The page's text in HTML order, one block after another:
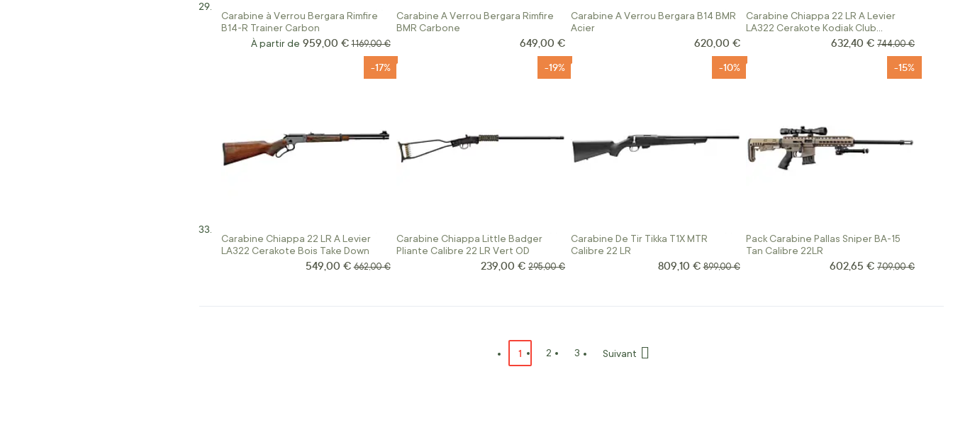
Carabine à Verrou Bergara Rimfire
B14-R Trainer Carbon
À partir de 959,00 € Prix normal
1 169,00 €
Carabine A Verrou Bergara Rimfire
BMR Carbone
649,00 €
Carabine A Verrou Bergara B14 BMR
Acier
620,00 €
Carabine Chiappa 22 LR A Levier
LA322 Cerakote Kodiak Club
Prix Spécial
632,40 € Prix normal
744,00 €
Carabine Chiappa 22 LR A Levier
LA322 Cerakote Bois Take Down
-17%
Prix Spécial
549,00 € Prix normal
662,00 €
Carabine Chiappa Little Badger
Pliante Calibre 22 LR Vert OD
-19%
Prix Spécial
239,00 € Prix normal
295,00 €
Carabine De Tir Tikka T1X MTR
Calibre 22 LR
-10%
Prix Spécial
809,10 € Prix normal
899,00 €
Pack Carabine Pallas Sniper BA-15
Tan Calibre 22LR
-15%
Prix Spécial
602,65 € Prix normal
709,00 €
Vous lisez actuellement la page
1 Page
2 Page
3
Suivant